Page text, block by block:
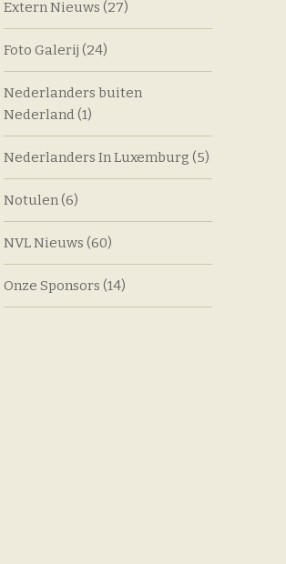
Extern Nieuws (27)
Foto Galerij (24)
Nederlanders buiten
Nederland (1)
Nederlanders In Luxemburg (5)
Notulen(6)
NVL Nieuws (60)
Onze Sponsors (14)